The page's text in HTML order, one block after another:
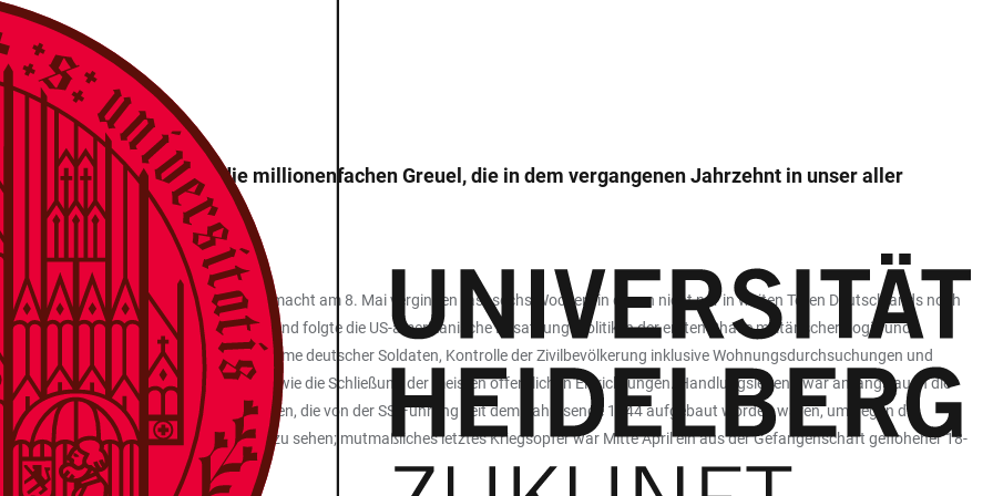
vergaßen wir die millionenfachen Greuel, die in dem vergangenen Jahrzehnt in unser aller
der Kapitulation der deutschen Wehrmacht am 8. Mai vergingen fast sechs Wochen, in denen nicht nur in weiten Teilen Deutschlands noch
andauerte. Dementsprechend folgte die US-amerikanische Besatzungspolitik in der ersten Phase militärischer Logik und
Entwaffnung und Gefangennahme deutscher Soldaten, Kontrolle der Zivilbevölkerung inklusive Wohnungsdurchsuchungen und
und strenge Ausgangssperren sowie die Schließung der meisten öffentlichen Einrichtungen. Handlungsleitend war anfangs auch die
Gruppen – Partisaneneinheiten, die von der SS-Führung seit dem Jahresende 1944 aufgebaut worden waren, um gegen die
war vom Werwolf allerdings nichts zu sehen; mutmaßliches letztes Kriegsopfer war Mitte April ein aus der Gefangenschaft geflohener 18-
wurde.